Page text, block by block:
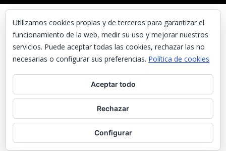
© UNAENERGÍA, S.L.
Inicio
Contacta con nosotros
Preguntas frecuentes
Aviso Legal
Política de cookies
Noticias
Utilizamos cookies propias y de terceros para garantizar el
funcionamiento de la web, medir su uso y mejorar nuestros
servicios. Puede aceptar todas las cookies, rechazar las no
necesarias o configurar sus preferencias. Política de cookies
Aceptar todo
Rechazar
Configurar